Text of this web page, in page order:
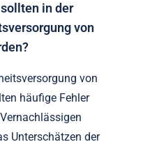
in der
von
von
häufige Fehler
Unterschätzen der